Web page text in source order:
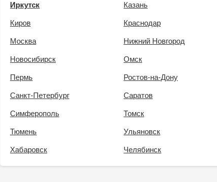
Иркутск Казань
Киров Краснодар
Москва Нижний Новгород
Новосибирск Омск
Пермь Ростов-на-Дону
Санкт-Петербург Саратов
Симферополь Томск
Тюмень Ульяновск
Хабаровск Челябинск